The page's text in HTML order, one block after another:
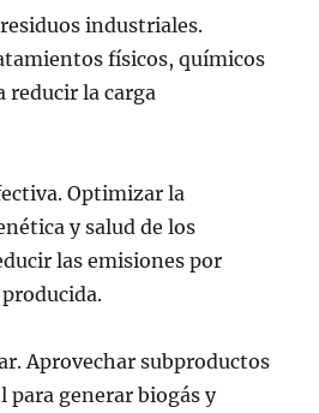
industriales.
físicos, químicos
reducir la carga
Optimizar la
y salud de los
las emisiones por
Aprovechar subproductos
para generar biogás y